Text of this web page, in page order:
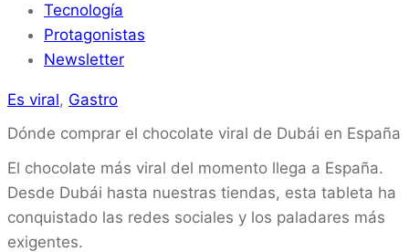
Tecnología
Protagonistas
Newsletter
Es viral, Gastro
Dónde comprar el chocolate viral de Dubái en España
El chocolate más viral del momento llega a España.
Desde Dubái hasta nuestras tiendas, esta tableta ha
conquistado las redes sociales y los paladares más
exigentes.